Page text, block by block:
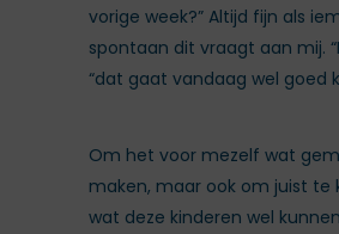
vorige week?” Altijd fijn als
spontaan dit vraagt aan mij.
“dat gaat vandaag wel goed
Om het voor mezelf wat
maken, maar ook om juist te
wat deze kinderen wel